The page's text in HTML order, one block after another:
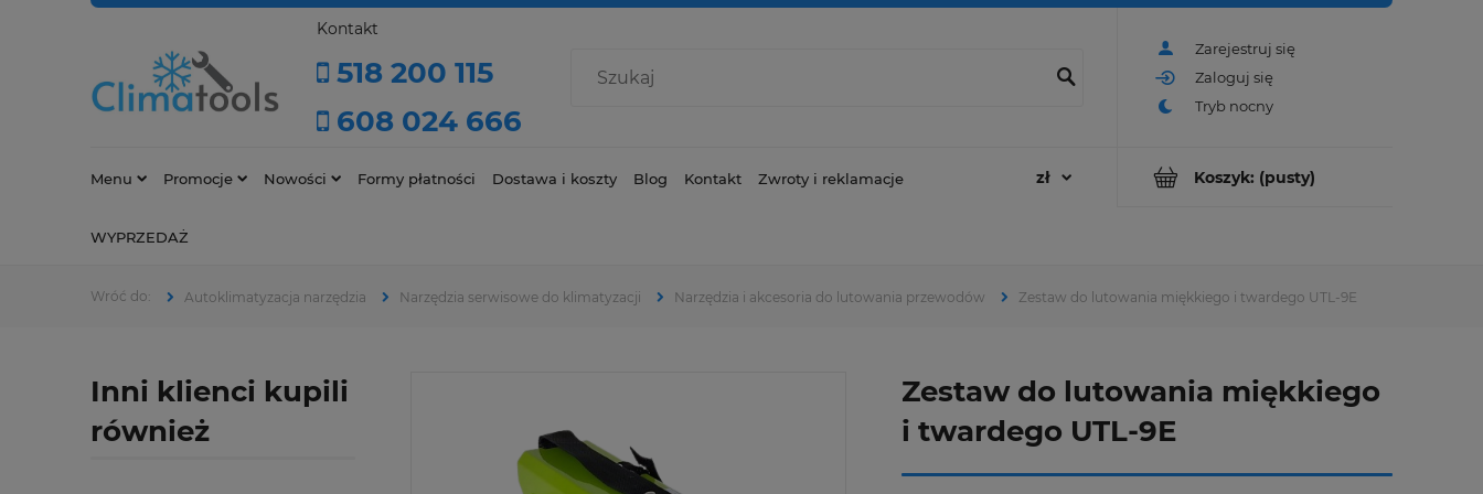
Zarejestruj się
Zaloguj się
Kontakt
518 200 115
608 024 666
Koszyk: (pusty)
Menu Promocje Nowości Formy płatności Dostawa i koszty Blog Kontakt Zwroty i reklamacje
WYPRZEDAŻ
Autoklimatyzacja narzędzia Narzędzia serwisowe do klimatyzacji Narzędzia i akcesoria do lutowania przewodów Zestaw do lutowania miękkiego i twardego UTL-9E
Inni klienci kupili
również
Zestaw do lutowania miękkiego
i twardego UTL-9E